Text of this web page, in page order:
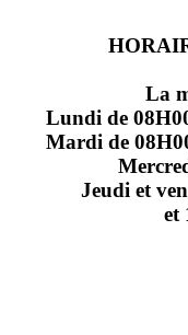
La
Lundi de
Mardi de
Jeudi et
et